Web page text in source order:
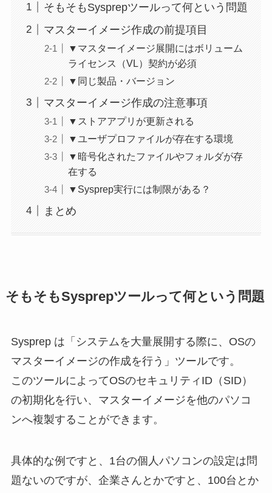
そもそもSysprepツールって何という問題
マスターイメージ作成の前提項目
▼マスターイメージ展開にはボリューム
ライセンス（VL）契約が必須
▼同じ製品・バージョン
マスターイメージ作成の注意事項
▼ストアアプリが更新される
▼ユーザプロファイルが存在する環境
▼暗号化されたファイルやフォルダが存
在する
▼Sysprep実行には制限がある？
まとめ
そもそもSysprepツールって何という問題
Sysprep は「システムを大量展開する際に、OSの
マスターイメージの作成を行う」ツールです。
このツールによってOSのセキュリティID（SID）
の初期化を行い、マスターイメージを他のパソコ
ンへ複製することができます。
具体的な例ですと、1台の個人パソコンの設定は問
題ないのですが、企業さんとかですと、100台とか